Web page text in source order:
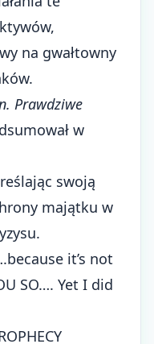
na gwałtowny
Prawdziwe
w
swoją
majątku w
it’s not
SO…. Yet I did